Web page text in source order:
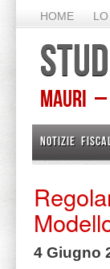
HOME
Mauri –
NOTIZIE
4 Giugno